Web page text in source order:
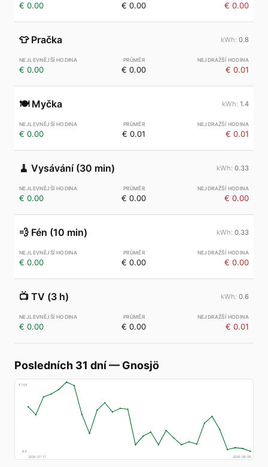
€ 0.00 € 0.00 € 0.00
👕 Pračka 0.8
€ 0.00 € 0.00 € 0.01
🍽️ Myčka 1.4
€ 0.00 € 0.01 € 0.01
🧹 Vysávání (30 min) 0.33
€ 0.00 € 0.00 € 0.00
💨 Fén (10 min) 0.33
€ 0.00 € 0.00 € 0.00
📺 TV (3 h) 0.6
€ 0.00 € 0.00 € 0.01
Posledních 31 dní— Gnosjö
€148
€4
2026-07-11
2026-08-09